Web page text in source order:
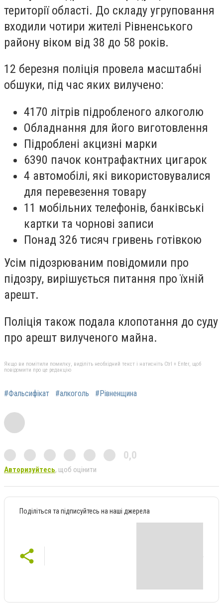
території області. До складу угруповання
входили чотири жителі Рівненського
району віком від 38 до 58 років.
12 березня поліція провела масштабні
обшуки, під час яких вилучено:
4170 літрів підробленого алкоголю
Обладнання для його виготовлення
Підроблені акцизні марки
6390 пачок контрафактних цигарок
4 автомобілі, які використовувалися
для перевезення товару
11 мобільних телефонів, банківські
картки та чорнові записи
Понад 326 тисяч гривень готівкою
Усім підозрюваним повідомили про
підозру, вирішується питання про їхній
арешт.
Поліція також подала клопотання до суду
про арешт вилученого майна.
Якщо ви помітили помилку, виділіть необхідний текст і натисніть Ctrl + Enter, щоб
повідомити про це редакцію
#Фальсифікат #алкоголь #Рівненщина
0,0
Авторизуйтесь, щоб оцінити
Поділіться та підписуйтесь на наші джерела